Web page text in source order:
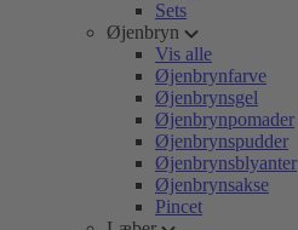
Sets
Øjenbryn
Vis alle
Øjenbrynfarve
Øjenbrynsgel
Øjenbrynpomader
Øjenbrynspudder
Øjenbrynsblyanter
Øjenbrynsakse
Pincet